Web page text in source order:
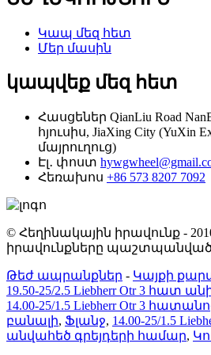
Կապ մեզ հետ
Մեր մասին
կապվեք մեզ հետ
Հասցեներ QianLiu Road
հյուսիս, JiaXing City (YuXin
մայրուղուց)
Էլ․ փոստ
Հեռախոս +86 573 8207 7092
© Հեղինակային իրավունք -
իրավունքները պաշտպանված
Թեժ ապրանքներ - Կայքի
19.50-25/2.5 Liebherr Otr 3 հատ
14.00-25/1.5 Liebherr Otr 3
բանալի, Ֆլանջ, 14.00-25/1.5
անվահեծ գրեյդերի համար,